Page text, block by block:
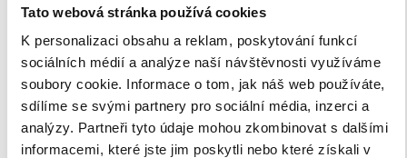
Tato webová stránka používá cookies
K personalizaci obsahu a reklam, poskytování funkcí
sociálních médií a analýze naší návštěvnosti využíváme
soubory cookie. Informace o tom, jak náš web používáte,
sdílíme se svými partnery pro sociální média, inzerci a
analýzy. Partneři tyto údaje mohou zkombinovat s dalšími
informacemi, které jste jim poskytli nebo které získali v
tloušťce 1,5 cm, které zajišťujípevné uchycení skla a
stabilitu celé konstrukce
. Díky
kompenzaci
drobných nerovností stěnje instalace rychlá, přesná a
bez nutnosti dalších stavebních zásahů.Antikorozní
úprava navíc garantuje dlouhou životnost i při
každodenním používání v náročném koupelnovém
prostředí..